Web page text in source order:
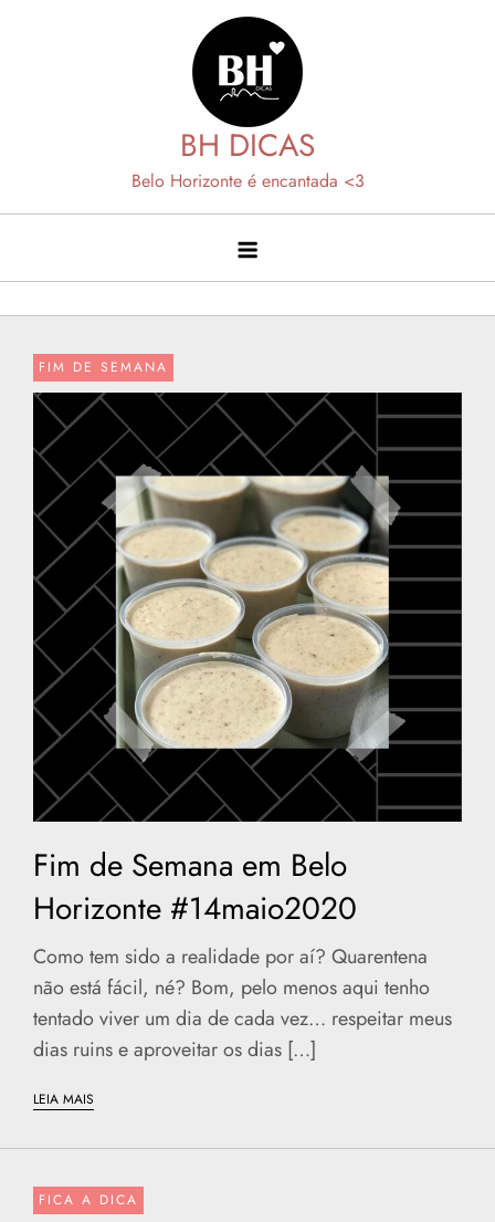
BH DICAS
Belo Horizonte é encantada <3
FIM DE SEMANA
Fim de Semana em Belo
Horizonte #14maio2020
Como tem sido a realidade por aí? Quarentena
não está fácil, né? Bom, pelo menos aqui tenho
tentado viver um dia de cada vez… respeitar meus
dias ruins e aproveitar os dias […]
LEIA MAIS
FICA A DICA